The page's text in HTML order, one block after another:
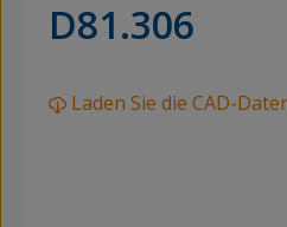
D81.306
Laden Sie die CAD-